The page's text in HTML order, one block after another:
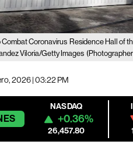
Coronavirus Residence Hall of
Viloria/Getty Images
2026 | 03:22 PM
NASDAQ
+0.36%
26,457.80